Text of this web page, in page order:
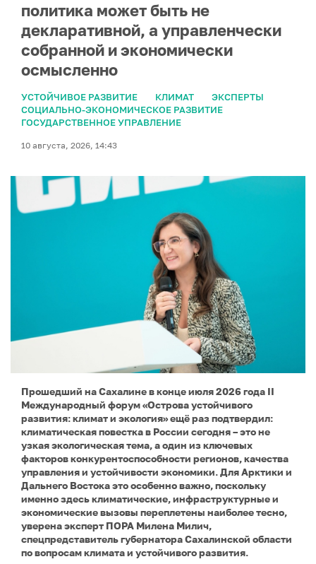
политика может быть не
декларативной, а управленчески
собранной и экономически
осмысленно
УСТОЙЧИВОЕ РАЗВИТИЕ КЛИМАТ
ЭКСПЕРТЫ
СОЦИАЛЬНО-ЭКОНОМИЧЕСКОЕ РАЗВИТИЕ
ГОСУДАРСТВЕННОЕ УПРАВЛЕНИЕ
10 августа, 2026, 14:43
Прошедший на Сахалине в конце июля 2026 года II
Международный форум «Острова устойчивого
развития: климат и экология» ещё раз подтвердил:
климатическая повестка в России сегодня – это не
узкая экологическая тема, а один из ключевых
факторов конкурентоспособности регионов, качества
управления и устойчивости экономики. Для Арктики и
Дальнего Востока это особенно важно, поскольку
именно здесь климатические, инфраструктурные и
экономические вызовы переплетены наиболее тесно,
уверена эксперт ПОРА Милена Милич,
спецпредставитель губернатора Сахалинской области
по вопросам климата и устойчивого развития.